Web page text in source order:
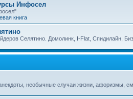
Инфосел
книга
Селятино. Домолинк, I-Flat, Спидилайн,
необычные случаи жизни, афоризмы,